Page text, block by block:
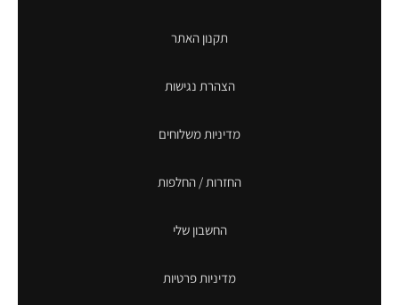
תקנון האתר
הצהרת נגישות
מדיניות משלוחים
החזרות / החלפות
החשבון שלי
מדיניות פרטיות